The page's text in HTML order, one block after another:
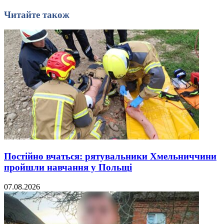
Читайте також
Постійно вчаться: рятувальники Хмельниччини
пройшли навчання у Польщі
07.08.2026